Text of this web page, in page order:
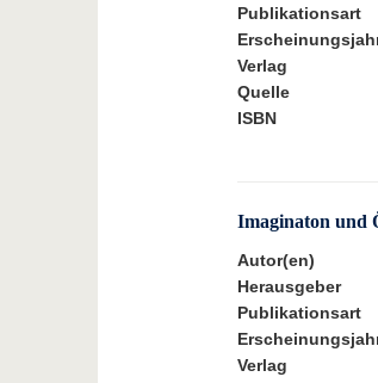
Publikationsart
Verlag
Quelle
ISBN
Imaginaton und
Autor(en)
Herausgeber
Publikationsart
Verlag